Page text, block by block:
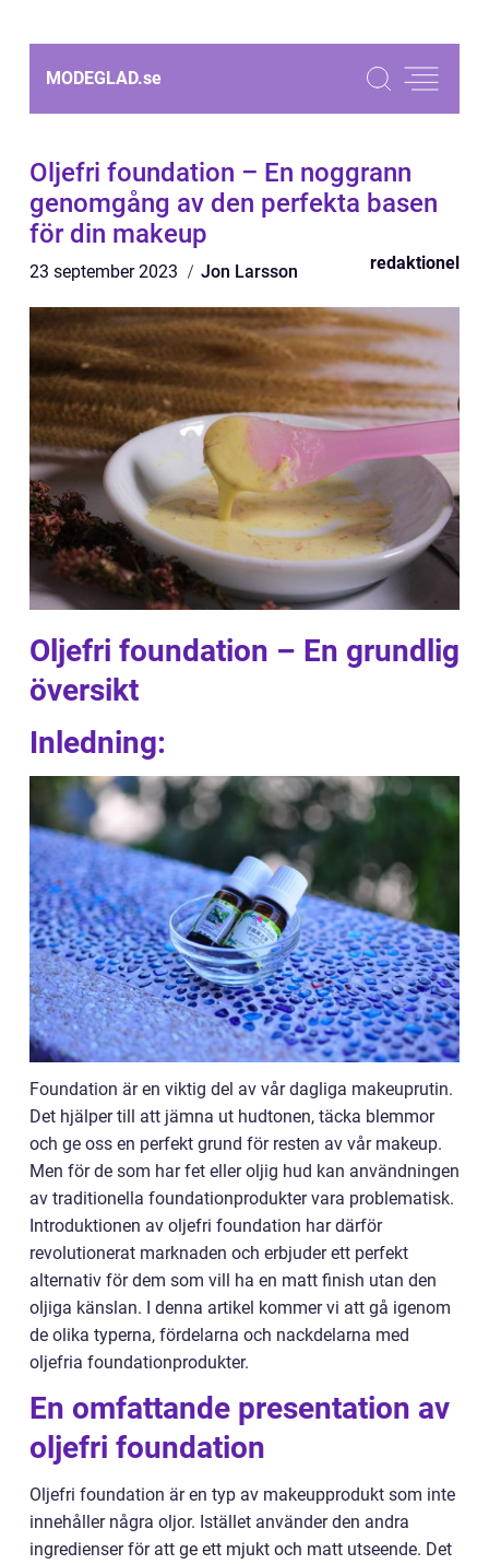
MODEGLAD.se
Oljefri foundation – En noggrann
genomgång av den perfekta basen
för din makeup
23 september 2023 Jon Larsson redaktionel
Oljefri foundation – En grundlig
översikt
Inledning:
Foundation är en viktig del av vår dagliga makeuprutin.
Det hjälper till att jämna ut hudtonen, täcka blemmor
och ge oss en perfekt grund för resten av vår makeup.
Men för de som har fet eller oljig hud kan användningen
av traditionella foundationprodukter vara problematisk.
Introduktionen av oljefri foundation har därför
revolutionerat marknaden och erbjuder ett perfekt
alternativ för dem som vill ha en matt finish utan den
oljiga känslan. I denna artikel kommer vi att gå igenom
de olika typerna, fördelarna och nackdelarna med
oljefria foundationprodukter.
En omfattande presentation av
oljefri foundation
Oljefri foundation är en typ av makeupprodukt som inte
innehåller några oljor. Istället använder den andra
ingredienser för att ge ett mjukt och matt utseende. Det